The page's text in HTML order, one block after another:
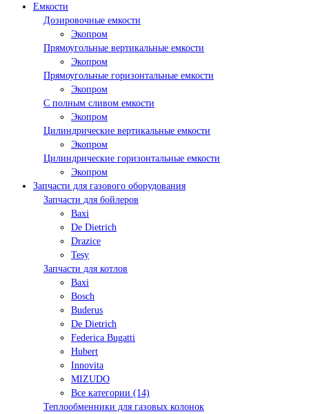
Емкости
Дозировочные емкости
Экопром
Прямоугольные вертикальные емкости
Экопром
Прямоугольные горизонтальные емкости
Экопром
С полным сливом емкости
Экопром
Цилиндрические вертикальные емкости
Экопром
Цилиндрические горизонтальные емкости
Экопром
Запчасти для газового оборудования
Запчасти для бойлеров
Baxi
De Dietrich
Drazice
Tesy
Запчасти для котлов
Baxi
Bosch
Buderus
De Dietrich
Federica Bugatti
Hubert
Innovita
MIZUDO
Все категории (14)
Теплообменники для газовых колонок